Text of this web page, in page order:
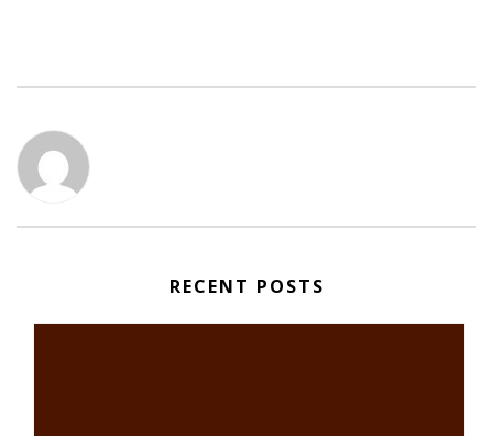
RECENT POSTS